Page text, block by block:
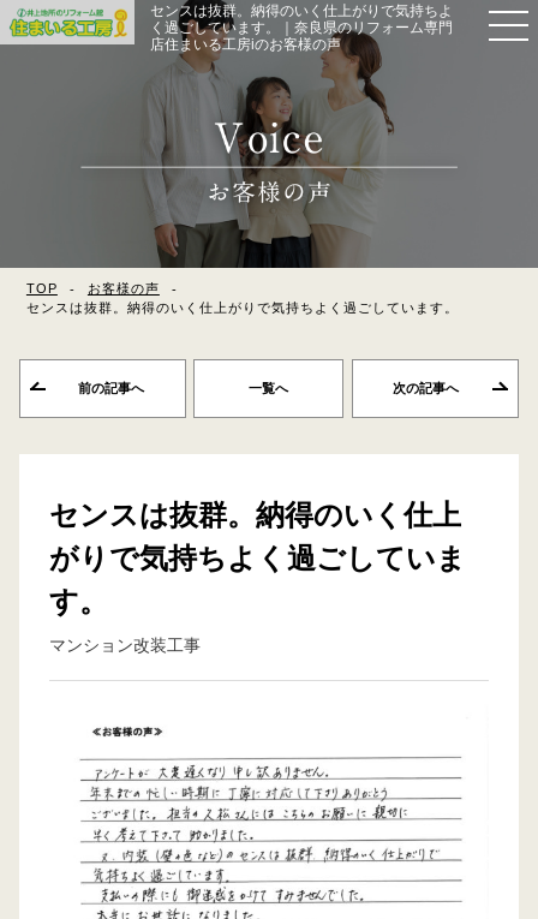
センスは抜群。納得のいく仕上がりで気持ちよ
く過ごしています。｜奈良県のリフォーム専門
店住まいる工房iのお客様の声
TOP
お客様の声
センスは抜群。納得のいく仕上がりで気持ちよく過ごしています。
前の記事へ 一覧へ 次の記事へ
センスは抜群。納得のいく仕上
がりで気持ちよく過ごしていま
す。
マンション改装工事